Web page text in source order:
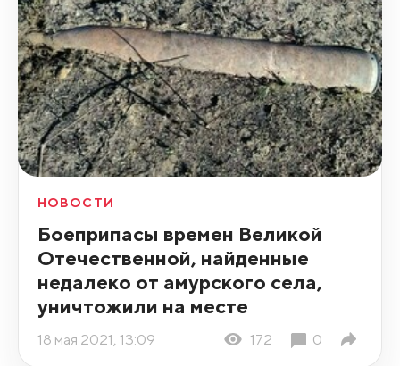
НОВОСТИ
Боеприпасы времен Великой
Отечественной, найденные
недалеко от амурского села,
уничтожили на месте
18 мая 2021, 13:09 172 0